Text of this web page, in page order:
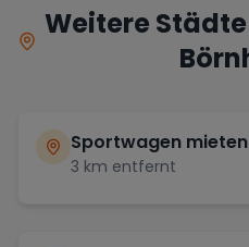
Weitere
Sportwagen
3 km entfernt